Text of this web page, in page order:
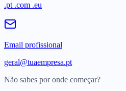
.pt .com .eu
Email profissional
geral@tuaempresa.pt
Não sabes por onde começar?